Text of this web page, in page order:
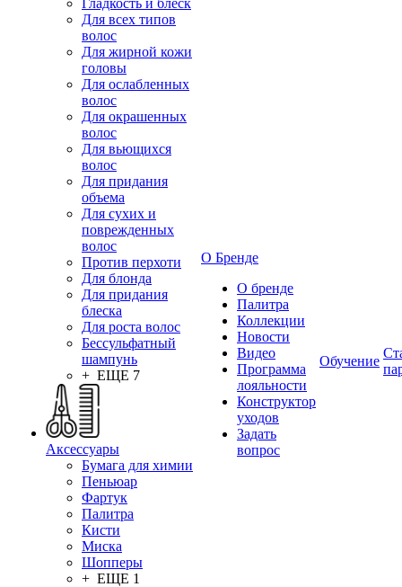
Гладкость и блеск
Для всех типов
волос
Для жирной кожи
головы
Для ослабленных
волос
Для окрашенных
волос
Для вьющихся
волос
Для придания
объема
Для сухих и
поврежденных
волос
Против перхоти
Для блонда
Для придания
блеска
Для роста волос
Бессульфатный
шампунь
+ ЕЩЕ 7
Аксессуары
Бумага для химии
Пеньюар
Фартук
Палитра
Кисти
Миска
Шопперы
+ ЕЩЕ 1
О Бренде
О бренде
Палитра
Коллекции
Новости
Видео
Программа
лояльности
Конструктор
уходов
Задать
вопрос
Обучение